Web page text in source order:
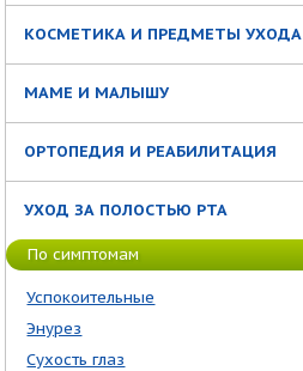
КОСМЕТИКА И ПРЕДМЕТЫ УХОДА
МАМЕ И МАЛЫШУ
ОРТОПЕДИЯ И РЕАБИЛИТАЦИЯ
УХОД ЗА ПОЛОСТЬЮ РТА
По симптомам
Успокоительные
Энурез
Сухость глаз